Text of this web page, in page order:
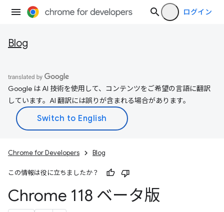
ログイン
Blog
Google は AI 技術を使用して、コンテンツをご希望の言語に翻訳
しています。AI 翻訳には誤りが含まれる場合があります。
Chrome for Developers Blog
この情報は役に立ちましたか？
Chrome 118 ベータ版